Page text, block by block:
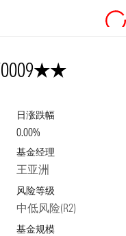
日涨跌幅
0.00%
基金经理
王亚洲
风险等级
中低风险(R2)
基金规模